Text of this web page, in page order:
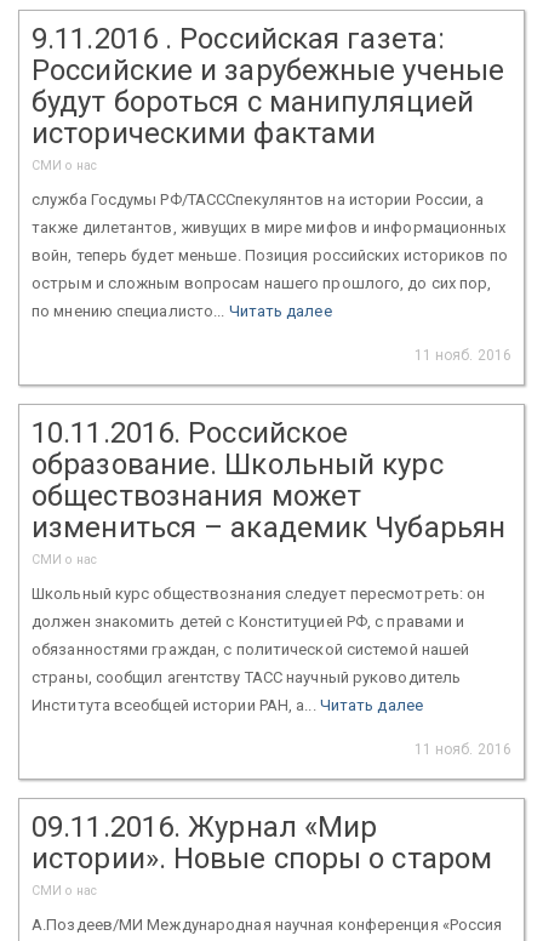
9.11.2016 . Российская газета:
Российские и зарубежные ученые
будут бороться с манипуляцией
историческими фактами
СМИ о нас
служба Госдумы РФ/ТАСССпекулянтов на истории России, а
также дилетантов, живущих в мире мифов и информационных
войн, теперь будет меньше. Позиция российских историков по
острым и сложным вопросам нашего прошлого, до сих пор,
по мнению специалисто... Читать далее
11 нояб. 2016
10.11.2016. Российское
образование. Школьный курс
обществознания может
измениться – академик Чубарьян
СМИ о нас
Школьный курс обществознания следует пересмотреть: он
должен знакомить детей с Конституцией РФ, с правами и
обязанностями граждан, с политической системой нашей
страны, сообщил агентству ТАСС научный руководитель
Института всеобщей истории РАН, а... Читать далее
11 нояб. 2016
09.11.2016. Журнал «Мир
истории». Новые споры о старом
СМИ о нас
А.Поздеев/МИ Международная научная конференция «Россия